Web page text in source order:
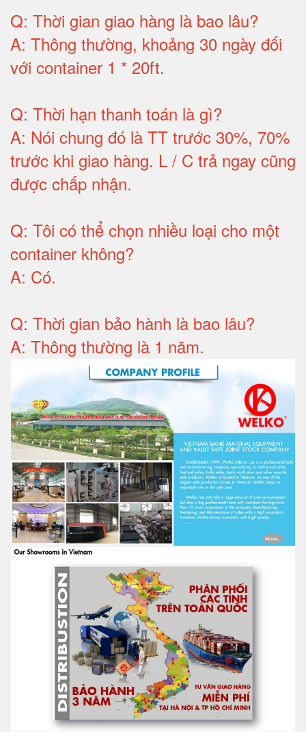
Q: Thời gian giao hàng là bao lâu?
A: Thông thường, khoảng 30 ngày đối
với container 1 * 20ft.
Q: Thời hạn thanh toán là gì?
A: Nói chung đó là TT trước 30%, 70%
trước khi giao hàng. L / C trả ngay cũng
được chấp nhận.
Q: Tôi có thể chọn nhiều loại cho một
container không?
A: Có.
Q: Thời gian bảo hành là bao lâu?
A: Thông thường là 1 năm.